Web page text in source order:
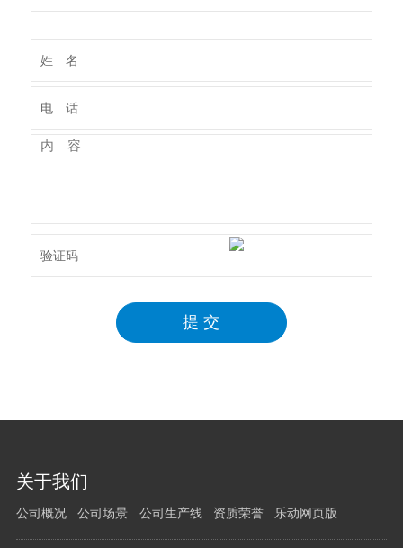
关于我们
公司概况 公司场景 公司生产线 资质荣誉 乐动网页版